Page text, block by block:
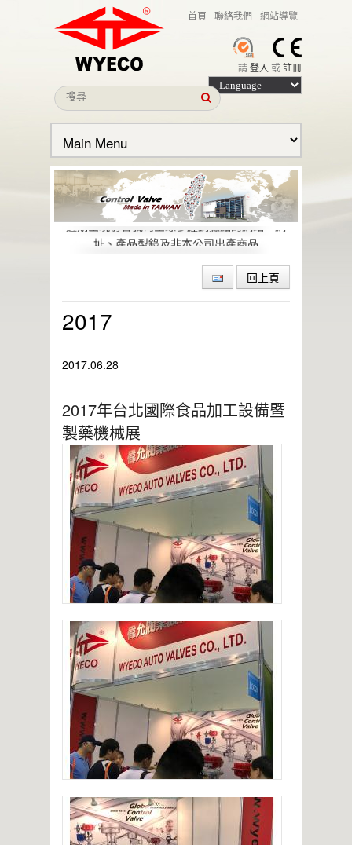
首頁 聯絡我們 網站導覽
請登入 或註冊
本公司名義遭冒用之聲明
近期出現仿冒我司全球多經銷據點的網站、網
址、產品型錄及非本公司出產商品
助力石化與特殊化學產業邁向綠色轉型與
智慧工廠最佳解決方案｜設備效能管理及資訊
偉允閥業邱倉祥掌舵北市機器公會
~~杜絕仿冒 拒絕山寨~~
回上頁
2017
2017.06.28
2017年台北國際食品加工設備暨
製藥機械展